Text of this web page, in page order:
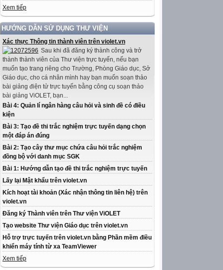
Xem tiếp
HƯỚNG DẪN SỬ DỤNG THƯ VIỆN
Xác thực Thông tin thành viên trên violet.vn
Sau khi đã đăng ký thành công và trở
thành thành viên của Thư viện trực tuyến, nếu bạn
muốn tạo trang riêng cho Trường, Phòng Giáo dục, Sở
Giáo dục, cho cá nhân mình hay bạn muốn soạn thảo
bài giảng điện tử trực tuyến bằng công cụ soạn thảo
bài giảng ViOLET, bạn...
Bài 4: Quản lí ngân hàng câu hỏi và sinh đề có điều
kiện
Bài 3: Tạo đề thi trắc nghiệm trực tuyến dạng chọn
một đáp án đúng
Bài 2: Tạo cây thư mục chứa câu hỏi trắc nghiệm
đồng bộ với danh mục SGK
Bài 1: Hướng dẫn tạo đề thi trắc nghiệm trực tuyến
Lấy lại Mật khẩu trên violet.vn
Kích hoạt tài khoản (Xác nhận thông tin liên hệ) trên
violet.vn
Đăng ký Thành viên trên Thư viện ViOLET
Tạo website Thư viện Giáo dục trên violet.vn
Hỗ trợ trực tuyến trên violet.vn bằng Phần mềm điều
khiển máy tính từ xa TeamViewer
Xem tiếp